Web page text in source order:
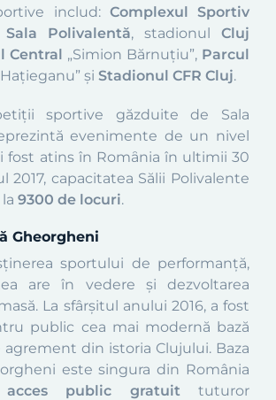
includ: Complexul Sportiv
Sala Polivalentă, stadionul Cluj
Central „Simion Bărnuțiu”, Parcul
și Stadionul CFR Cluj.
sportive găzduite de Sala
evenimente de un nivel
fost atins în Romȃnia în ultimii 30
2017, capacitatea Sălii Polivalente
9300 de locuri.
Gheorgheni
sportului de performanţă,
are în vedere şi dezvoltarea
La sfârşitul anului 2016, a fost
public cea mai modernă bază
agrement din istoria Clujului. Baza
este singura din România
acces public gratuittuturor